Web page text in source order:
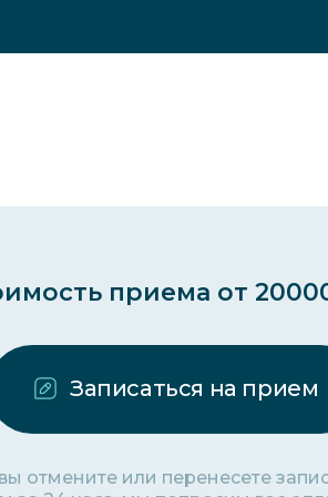
приема от
Записаться на прием
отмените или перенесете